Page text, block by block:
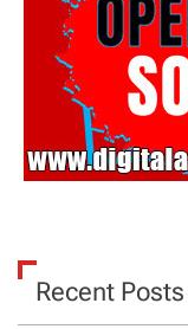
Recent Posts